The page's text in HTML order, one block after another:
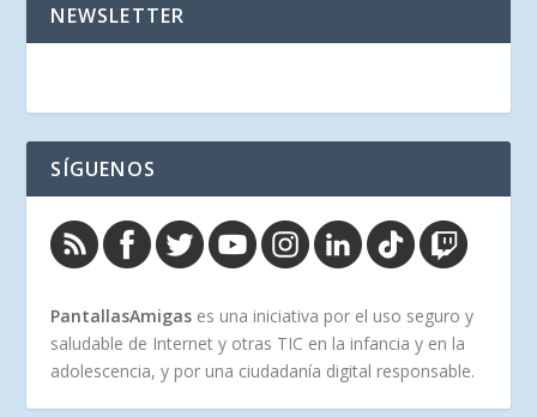
NEWSLETTER
SÍGUENOS
PantallasAmigas es una iniciativa por el uso seguro y
saludable de Internet y otras TIC en la infancia y en la
adolescencia, y por una ciudadanía digital responsable.